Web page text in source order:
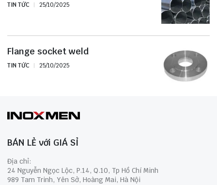
TIN TỨC 25/10/2025
Flange socket weld
TIN TỨC 25/10/2025
BÁN LẺ với GIÁ SỈ
Địa chỉ:
24 Nguyễn Ngọc Lộc, P.14, Q.10, Tp Hồ Chí Minh
989 Tam Trinh, Yên Sở, Hoàng Mai, Hà Nội